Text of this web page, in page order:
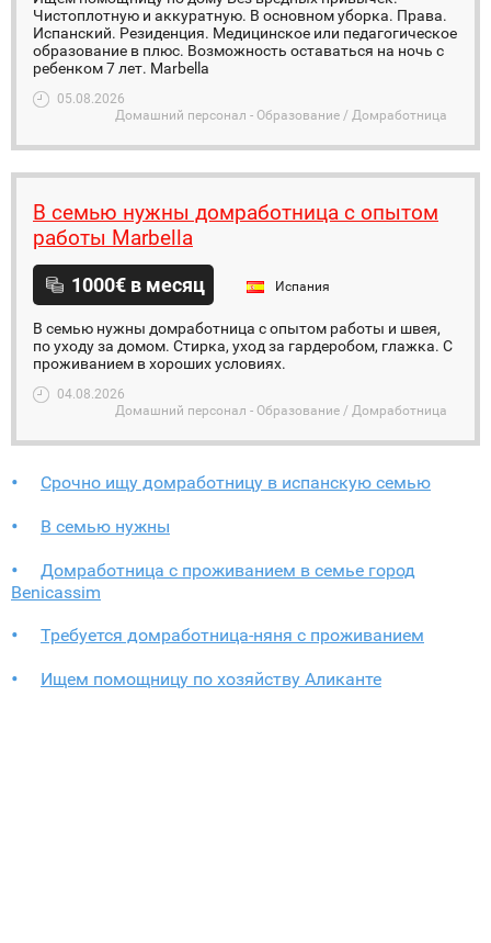
Чистоплотную и аккуратную. В основном уборка. Права.
Испанский. Резиденция. Медицинское или педагогическое
образование в плюс. Возможность оставаться на ночь с
ребенком 7 лет. Marbella
05.08.2026
Домашний персонал - Образование / Домработница
В семью нужны домработница с опытом
работы Marbella
1000€ в месяц Испания
В семью нужны домработница с опытом работы и швея,
по уходу за домом. Стирка, уход за гардеробом, глажка. С
проживанием в хороших условиях.
04.08.2026
Домашний персонал - Образование / Домработница
Срочно ищу домработницу в испанскую семью
В семью нужны
Домработница с проживанием в семье город
Benicassim
Требуется домработница-няня с проживанием
Ищем помощницу по хозяйству Аликанте